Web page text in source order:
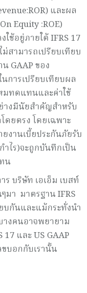
และผล
Equity :ROE)
ช้อยู่ภายใต้ IFRS 17
สามารถเปรียบเทียบ
GAAP ของ
การเปรียบเทียบผล
มทดแทนและค่าใช้
างมีนัยสำคัญสำหรับ
ยตรง โดยเฉพาะ
งานเบี้ยประกันภัยรับ
ไร)จะถูกบันทึกเป็น
น
บริษัท เอเอ็ม เบสท์
มา มาตรฐาน IFRS
บกันและแม้กระทั่งนำ
งคนอาจพยายาม
และ US GAAP
บอกกับเรานั้น